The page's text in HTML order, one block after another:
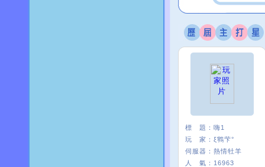
標 題： 嗨1
玩 家： ξ鸋芐°
伺服器： 熱情牡羊
人 氣： 16963